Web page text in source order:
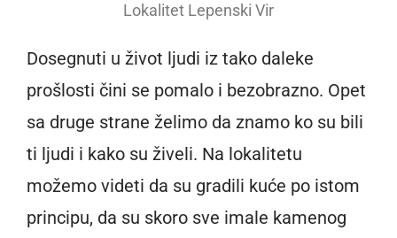
Lokalitet Lepenski Vir
Dosegnuti u život ljudi iz tako daleke
prošlosti čini se pomalo i bezobrazno. Opet
sa druge strane želimo da znamo ko su bili
ti ljudi i kako su živeli. Na lokalitetu
možemo videti da su gradili kuće po istom
principu, da su skoro sve imale kamenog